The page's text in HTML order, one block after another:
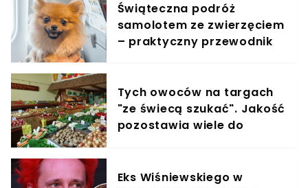
Świąteczna podróż
samolotem ze zwierzęciem
– praktyczny przewodnik
Tych owoców na targach
"ze świecą szukać". Jakość
pozostawia wiele do
Eks Wiśniewskiego w